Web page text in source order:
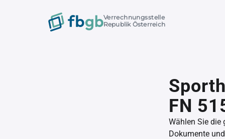
Verrechnungsstelle
Republik Österreich
FN
Wählen Sie die
Dokumente